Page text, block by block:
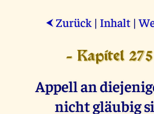
⮜ Zurück | Inhalt |
- Kapitel
Appell an
nicht gläubig